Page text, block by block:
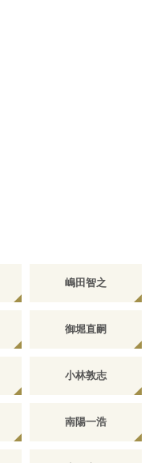
嶋田智之
御堀直嗣
小林敦志
南陽一浩